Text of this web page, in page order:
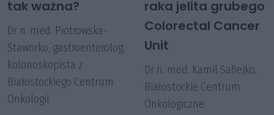
tak ważna?
Dr n. med. Piotrowska-
Staworko, gastroenterolog,
kolonoskopista z
Białostockiego Centrum
Onkologii.
raka jelita grubego
Colorectal Cancer
Unit
Dr n. med. Kamil Safiejko,
Białostockie Centrum
Onkologiczne.